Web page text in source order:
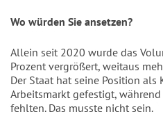
Wo würden Sie ansetzen?
Allein seit 2020 wurde das
Prozent vergrößert, weitaus
Der Staat hat seine Position als
Arbeitsmarkt gefestigt,
fehlten. Das musste nicht sein.